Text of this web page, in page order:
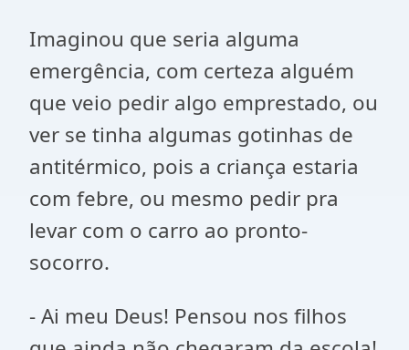
Imaginou que seria alguma
emergência, com certeza alguém
que veio pedir algo emprestado, ou
ver se tinha algumas gotinhas de
antitérmico, pois a criança estaria
com febre, ou mesmo pedir pra
levar com o carro ao pronto-
socorro.
- Ai meu Deus! Pensou nos filhos